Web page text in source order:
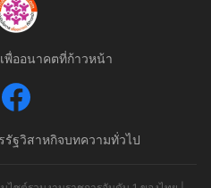
พื่ออนาคตที่ก้าวหน้า
รัฐวิสาหกิจบทความทั่วไป